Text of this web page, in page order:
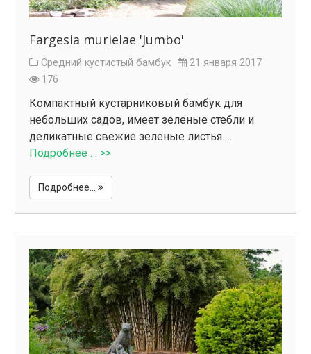
Fargesia murielae 'Jumbo'
Средний кустистый бамбук
21 января 2017
176
Компактный кустарниковый бамбук для
небольших садов, имеет зеленые стебли и
деликатные свежие зеленые листья …
Подробнее … >>
Подробнее...